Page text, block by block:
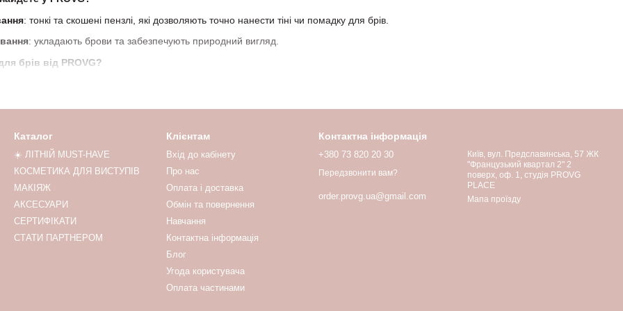
: тонкі та скошені пензлі, які дозволяють точно нанести тіні чи помадку для брів.
: укладають брови та забезпечують природний вигляд.
брів від PROVG?
якість за розумні гроші.
вашої техніки макіяжу та засобів, які ви використовуєте (тіні, помадка, гель). У PROVG ви знайдете ідеальний інструмент для
бровами.
: ми швидко доставимо ваше замовлення в будь-який куточок країни. Безкоштовна доставка для покупок від 1500 грн!
проходить ретельний контроль, щоб відповідати вашим очікуванням.
Каталог
☀️ ЛІТНІЙ MUST-HAVE
КОСМЕТИКА ДЛЯ ВИСТУПІВ
МАКІЯЖ
АКСЕСУАРИ
СЕРТИФІКАТИ
СТАТИ ПАРТНЕРОМ
Клієнтам
Вхід до кабінету
Про нас
Оплата і доставка
Обмін та повернення
Навчання
Контактна інформація
Блог
Угода користувача
Оплата частинами
Контактна інформація
+380 73 820 20 30
Передзвонити вам?
order.provg.ua@gmail.com
Київ, вул. Предславинська, 57 ЖК
"Французький квартал 2" 2
поверх, оф. 1, студія PROVG
PLACE
Мапа проїзду